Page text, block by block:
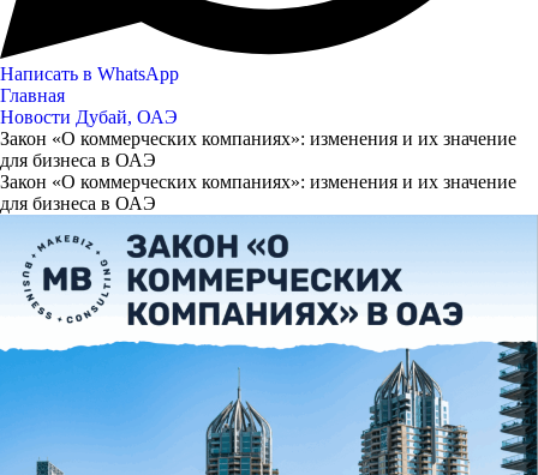
Написать в WhatsApp
Главная
Новости Дубай, ОАЭ
Закон «О коммерческих компаниях»: изменения и их значение
для бизнеса в ОАЭ
Закон «О коммерческих компаниях»: изменения и их значение
для бизнеса в ОАЭ